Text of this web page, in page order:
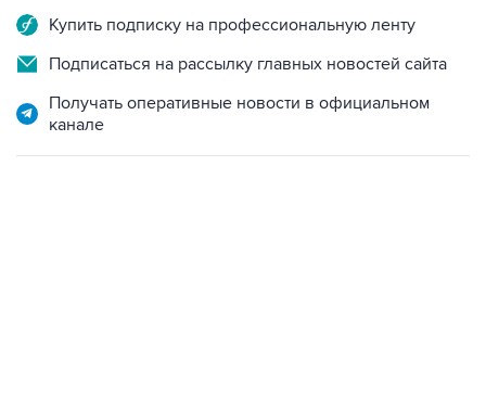
Купить подписку на профессиональную ленту
Подписаться на рассылку главных новостей сайта
Получать оперативные новости в официальном
канале